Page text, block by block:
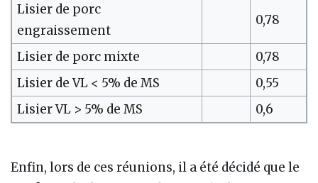
Lisier de porc
engraissement
0,78
Lisier de porc mixte
0,78
Lisier de VL < 5% de MS
0,55
Lisier VL > 5% de MS
0,6
Enfin, lors de ces réunions, il a été décidé que le